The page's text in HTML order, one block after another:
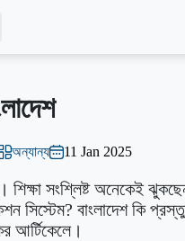
অন্যান্য 11 Jan 2025
শিক্ষা সংশ্লিষ্ট অনেকেই
সিস্টেম? বাংলাদেশ কি
আর্টিকেলে।